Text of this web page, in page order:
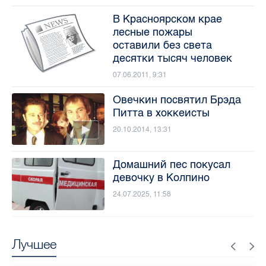
Лучшее
В Красноярском крае
лесные пожары
оставили без света
десятки тысяч человек
07.06.2011, 9:31
Овечкин посвятил Брэда
Питта в хоккеисты
20.10.2014, 13:31
Домашний пес покусал
девочку в Колпино
24.07.2025, 11:58